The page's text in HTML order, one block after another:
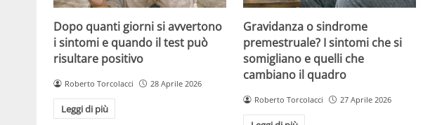
Dopo quanti giorni si avvertono
i sintomi e quando il test può
risultare positivo
Roberto Torcolacci 28 Aprile 2026
Leggi di più
Gravidanza o sindrome
premestruale? I sintomi che si
somigliano e quelli che
cambiano il quadro
Roberto Torcolacci 27 Aprile 2026